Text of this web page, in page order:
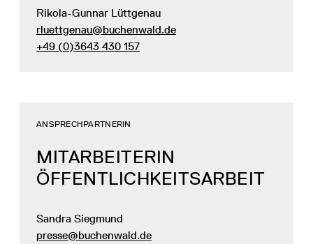
Rikola-Gunnar Lüttgenau
rluettgenau@buchenwald.de
+49 (0)3643 430 157
MITARBEITERIN
ÖFFENTLICHKEITSARBEIT
ANSPRECHPARTNERIN
Sandra Siegmund
presse@buchenwald.de